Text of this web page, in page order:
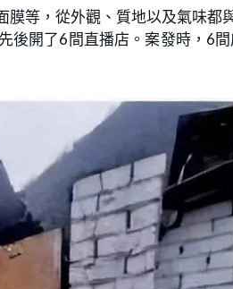
等，從外觀、質地以及氣味都
後開了6間直播店。案發時，6